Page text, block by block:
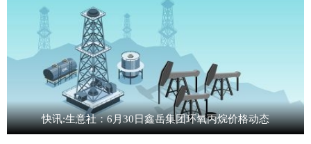
快讯:生意社：6月30日鑫岳集团环氧丙烷价格动态